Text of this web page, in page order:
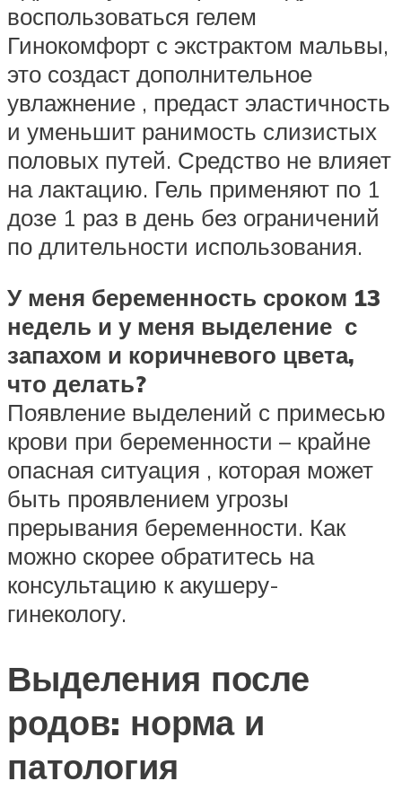
воспользоваться гелем
Гинокомфорт с экстрактом мальвы,
это создаст дополнительное
увлажнение , предаст эластичность
и уменьшит ранимость слизистых
половых путей. Средство не влияет
на лактацию. Гель применяют по 1
дозе 1 раз в день без ограничений
по длительности использования.
У меня беременность сроком 13
недель и у меня выделение с
запахом и коричневого цвета,
что делать?
Появление выделений с примесью
крови при беременности – крайне
опасная ситуация , которая может
быть проявлением угрозы
прерывания беременности. Как
можно скорее обратитесь на
консультацию к акушеру-
гинекологу.
Выделения после
родов: норма и
патология